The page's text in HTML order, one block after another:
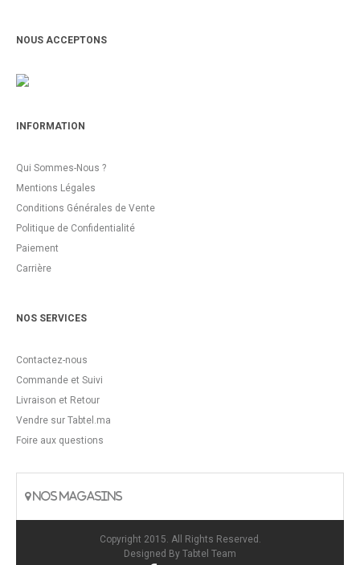
NOUS ACCEPTONS
INFORMATION
Qui Sommes-Nous ?
Mentions Légales
Conditions Générales de Vente
Politique de Confidentialité
Paiement
Carrière
NOS SERVICES
Contactez-nous
Commande et Suivi
Livraison et Retour
Vendre sur Tabtel.ma
Foire aux questions
NOS MAGASINS
Copyright 2015. All Rights Reserved.
Designed By Tabtel Team